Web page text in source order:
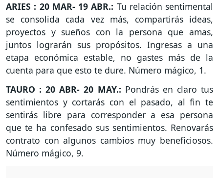
ARIES : 20 MAR- 19 ABR.: Tu relación sentimental
se consolida cada vez más, compartirás ideas,
proyectos y sueños con la persona que amas,
juntos lograrán sus propósitos. Ingresas a una
etapa económica estable, no gastes más de la
cuenta para que esto te dure. Número mágico, 1.
TAURO : 20 ABR- 20 MAY.: Pondrás en claro tus
sentimientos y cortarás con el pasado, al fin te
sentirás libre para corresponder a esa persona
que te ha confesado sus sentimientos. Renovarás
contrato con algunos cambios muy beneficiosos.
Número mágico, 9.